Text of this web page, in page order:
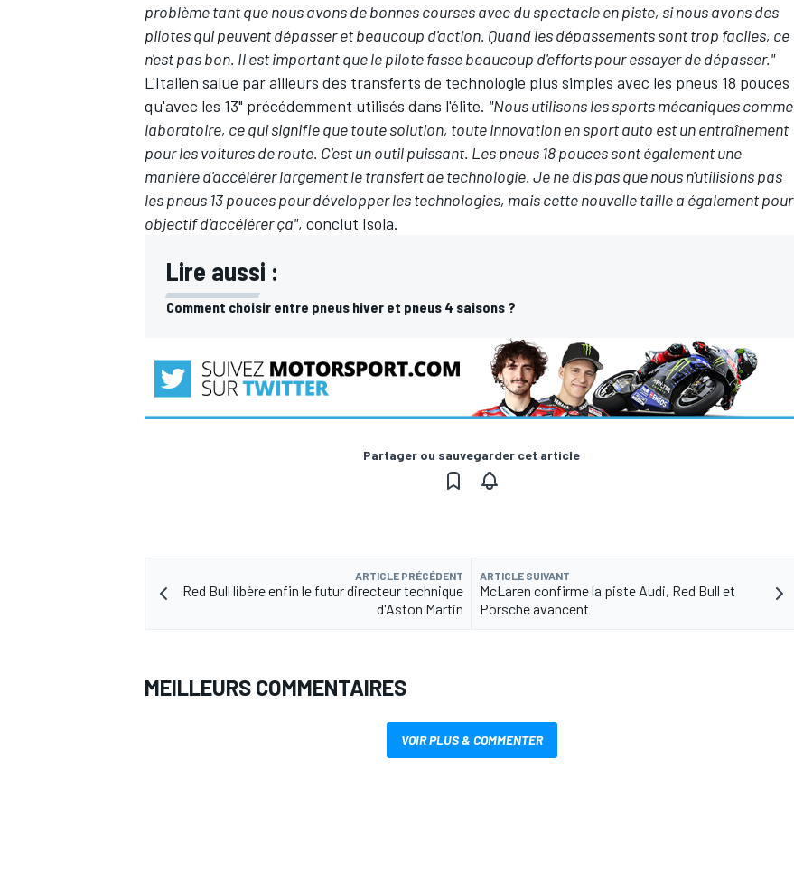
problème tant que nous avons de bonnes courses avec du spectacle en piste, si nous avons des
pilotes qui peuvent dépasser et beaucoup d'action. Quand les dépassements sont trop faciles, ce
n'est pas bon. Il est important que le pilote fasse beaucoup d'efforts pour essayer de dépasser."
L'Italien salue par ailleurs des transferts de technologie plus simples avec les pneus 18 pouces
qu'avec les 13" précédemment utilisés dans l'élite. "Nous utilisons les sports mécaniques comme
laboratoire, ce qui signifie que toute solution, toute innovation en sport auto est un entraînement
pour les voitures de route. C'est un outil puissant. Les pneus 18 pouces sont également une
manière d'accélérer largement le transfert de technologie. Je ne dis pas que nous n'utilisions pas
les pneus 13 pouces pour développer les technologies, mais cette nouvelle taille a également pour
objectif d'accélérer ça", conclut Isola.
Lire aussi :
Comment choisir entre pneus hiver et pneus 4 saisons ?
Partager ou sauvegarder cet article
ARTICLE PRÉCÉDENT
Red Bull libère enfin le futur directeur technique
d'Aston Martin
ARTICLE SUIVANT
McLaren confirme la piste Audi, Red Bull et
Porsche avancent
MEILLEURS COMMENTAIRES
VOIR PLUS & COMMENTER